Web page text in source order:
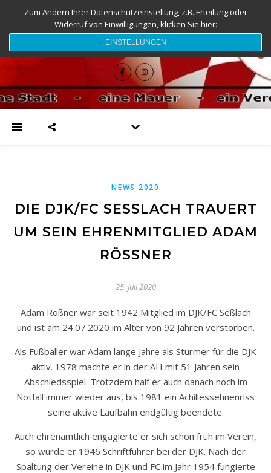
djk-fc-sesslach.de
NEWS 2020
DIE DJK/FC SESSLACH TRAUERT U
M SEIN EHRENMITGLIED ADAM R
ÖSSNER
25. Juli 2020
Adam Rößner war seit 1942 Mitglied im DJK/FC Seßlach
und ist am 24.07.2020 im Alter von 92 Jahren verstorben.
Als Fußballer war Adam lange Jahre als Stürmer für die DJK
aktiv. 1978 machte er in der AH mit 51 Jahren sein
Abschiedsspiel. Trotzdem half er auch danach noch im
Notfall immer wieder aus, bis 1981 ein Achillessehnenriss
seine aktive Laufbahn endgültig beendete.
Auch ehrenamtlich engagierte er sich schon früh im Verein,
so wurde er 1946 Schriftführer bei der DJK. Nach der
Spaltung der Vereine in DJK und FC im Jahr 1954 fungierte
Zum Ändern Ihrer Datenschutzeinstellung, z.B. Erteilung oder
Widerruf von Einwilligungen, klicken Sie hier:
EINSTELLUNGEN